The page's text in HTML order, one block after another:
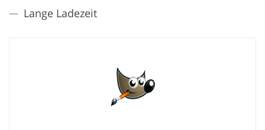
Lange Ladezeit